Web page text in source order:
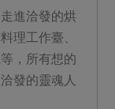
進洽發的烘
理工作臺、
，所有想的
發的靈魂人